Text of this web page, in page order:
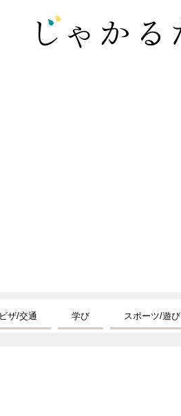
ビザ/交通 学び スポーツ/遊び